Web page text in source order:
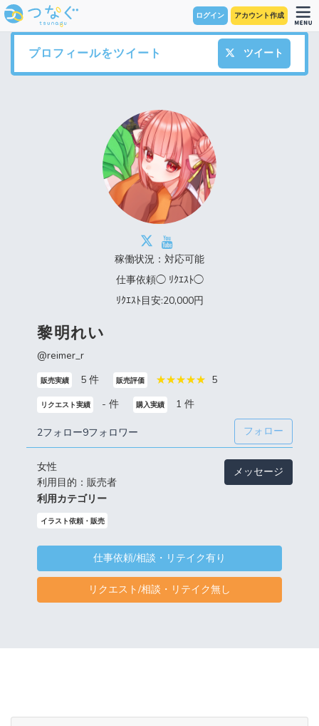
ログイン アカウント作成
プロフィールをツイート ツイート
稼働状況：対応可能
仕事依頼◯ ﾘｸｴｽﾄ◯
ﾘｸｴｽﾄ目安:20,000円
黎明れい
@reimer_r
販売実績 5 件 販売評価 5
リクエスト実績 - 件 購入実績 1 件
2フォロー9フォロワー フォロー
女性
利用目的：販売者
メッセージ
利用カテゴリー
イラスト依頼・販売
仕事依頼/相談・リテイク有り
リクエスト/相談・リテイク無し